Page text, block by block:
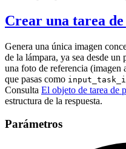
Crear una tarea
Genera una única imagen
de la lámpara, ya sea desde
una foto de referencia (imagen
que pasas como
Consulta El objeto de tarea de
estructura de la respuesta.
Parámetros